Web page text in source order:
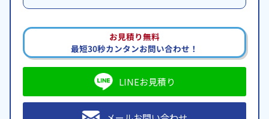
お見積り無料
最短30秒カンタンお問い合わせ！
LINEお見積り